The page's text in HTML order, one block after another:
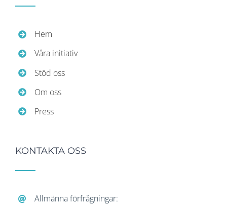
Hem
Våra initiativ
Stöd oss
Om oss
Press
KONTAKTA OSS
Allmänna förfrågningar: